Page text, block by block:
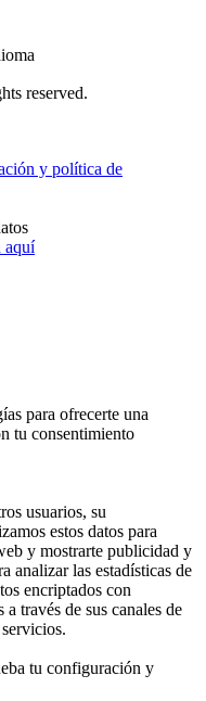
reserved.
y política de
aquí
para ofrecerte una
tu consentimiento
usuarios, su
estos datos para
y mostrarte publicidad y
analizar las estadísticas de
encriptados con
través de sus canales de
tu configuración y